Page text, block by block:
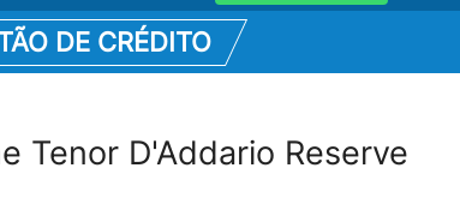
DE CRÉDITO
Tenor D'Addario Reserve